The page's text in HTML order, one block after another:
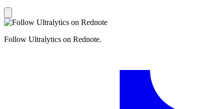
Follow Ultralytics on Rednote.